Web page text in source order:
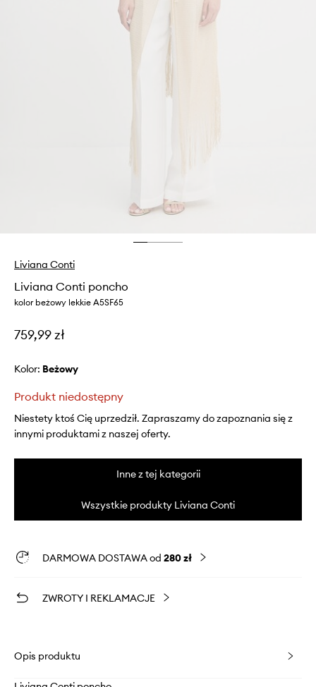
Liviana Conti
Liviana Conti poncho
kolor beżowy lekkie A5SF65
759,99 zł
Kolor: beżowy
Produkt niedostępny
Niestety ktoś Cię uprzedził. Zapraszamy do zapoznania się z
innymi produktami z naszej oferty.
Inne z tej kategorii
Wszystkie produkty Liviana Conti
DARMOWA DOSTAWA od 280 zł
ZWROTY I REKLAMACJE
Opis produktu